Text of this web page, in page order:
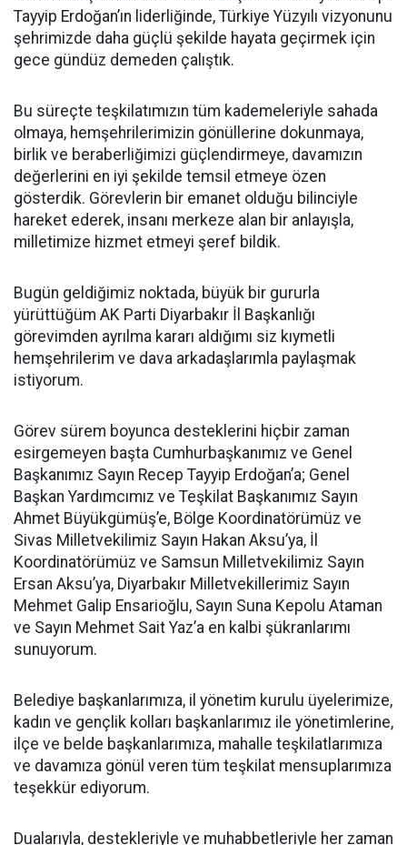
Tayyip Erdoğan’ın liderliğinde, Türkiye Yüzyılı vizyonunu
şehrimizde daha güçlü şekilde hayata geçirmek için
gece gündüz demeden çalıştık.
Bu süreçte teşkilatımızın tüm kademeleriyle sahada
olmaya, hemşehrilerimizin gönüllerine dokunmaya,
birlik ve beraberliğimizi güçlendirmeye, davamızın
değerlerini en iyi şekilde temsil etmeye özen
gösterdik. Görevlerin bir emanet olduğu bilinciyle
hareket ederek, insanı merkeze alan bir anlayışla,
milletimize hizmet etmeyi şeref bildik.
Bugün geldiğimiz noktada, büyük bir gururla
yürüttüğüm AK Parti Diyarbakır İl Başkanlığı
görevimden ayrılma kararı aldığımı siz kıymetli
hemşehrilerim ve dava arkadaşlarımla paylaşmak
istiyorum.
Görev sürem boyunca desteklerini hiçbir zaman
esirgemeyen başta Cumhurbaşkanımız ve Genel
Başkanımız Sayın Recep Tayyip Erdoğan’a; Genel
Başkan Yardımcımız ve Teşkilat Başkanımız Sayın
Ahmet Büyükgümüş’e, Bölge Koordinatörümüz ve
Sivas Milletvekilimiz Sayın Hakan Aksu’ya, İl
Koordinatörümüz ve Samsun Milletvekilimiz Sayın
Ersan Aksu’ya, Diyarbakır Milletvekillerimiz Sayın
Mehmet Galip Ensarioğlu, Sayın Suna Kepolu Ataman
ve Sayın Mehmet Sait Yaz’a en kalbi şükranlarımı
sunuyorum.
Belediye başkanlarımıza, il yönetim kurulu üyelerimize,
kadın ve gençlik kolları başkanlarımız ile yönetimlerine,
ilçe ve belde başkanlarımıza, mahalle teşkilatlarımıza
ve davamıza gönül veren tüm teşkilat mensuplarımıza
teşekkür ediyorum.
Dualarıyla, destekleriyle ve muhabbetleriyle her zaman